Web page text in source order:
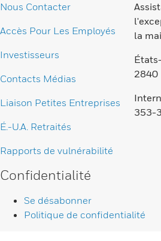
Nous Contacter
Accès Pour Les Employés
Investisseurs
Contacts Médias
Liaison Petites Entreprises
É.-U.A. Retraités
Rapports de vulnérabilité
la
2840
353-
Confidentialité
Se désabonner
Politique de confidentialité